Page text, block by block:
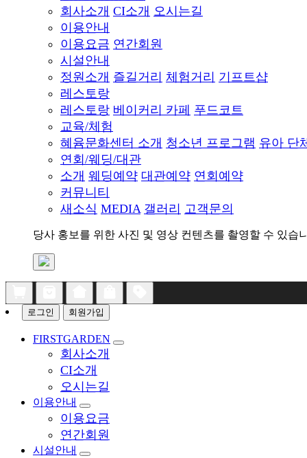
회사소개 CI소개 오시는길
이용안내
이용요금 연간회원
시설안내
정원소개 즐길거리 체험거리 기프트샵
레스토랑
레스토랑 베이커리 카페 푸드코트
교육/체험
혜윰문화센터 소개 청소년 프로그램 유아 단
연회/웨딩/대관
소개 웨딩예약 대관예약 연회예약
커뮤니티
새소식 MEDIA 갤러리 고객문의
당사 홍보를 위한 사진 및 영상 컨텐츠를 촬영할 수 있
로그인 회원가입
FIRSTGARDEN
회사소개
CI소개
오시는길
이용안내
이용요금
연간회원
시설안내